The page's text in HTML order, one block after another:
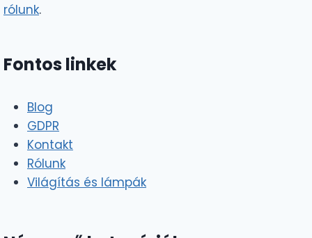
rólunk.
Fontos linkek
Blog
GDPR
Kontakt
Rólunk
Világítás és lámpák